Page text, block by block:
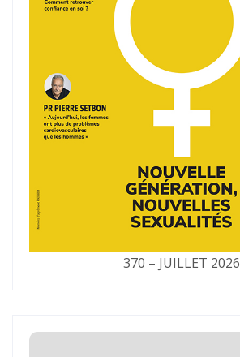
370 – JUILLET 2026